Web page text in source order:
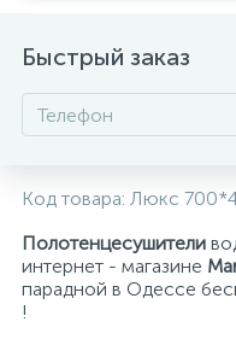
Быстрый заказ
Код товара: Люкс
Полотенцесушители
интернет - магазине
парадной в Одессе
!